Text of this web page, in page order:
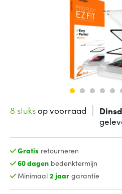
8 stuksop voorraad
Gratis retourneren
60 dagenbedenktermijn
Minimaal 2 jaargarantie